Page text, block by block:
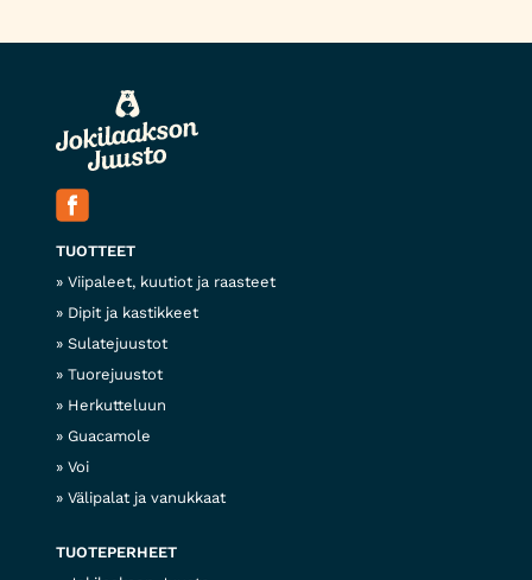
TUOTTEET
Viipaleet, kuutiot ja raasteet
Dipit ja kastikkeet
Sulatejuustot
Tuorejuustot
Herkutteluun
Guacamole
Voi
Välipalat ja vanukkaat
TUOTEPERHEET